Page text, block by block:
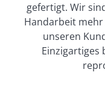
gefertigt. Wir
Handarbeit
unseren
Einzigartiges